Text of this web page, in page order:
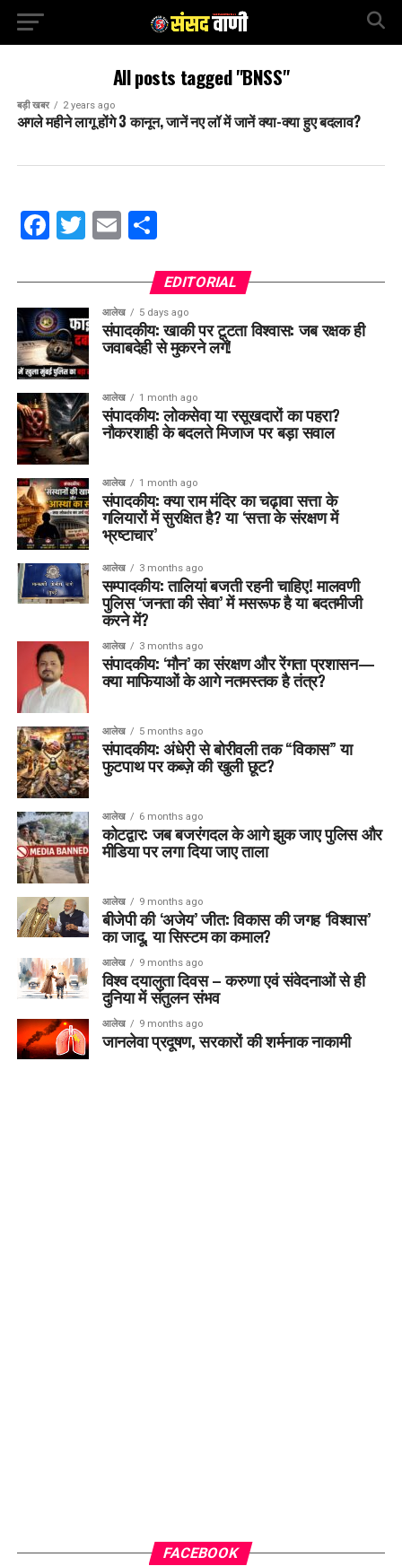
All posts tagged "BNSS"
बड़ी खबर 2 years ago
अगले महीने लागू होंगे 3 कानून, जानें नए लॉ में जानें क्या-क्या हुए बदलाव?
Facebook
Twitter
EmailShare
EDITORIAL
आलेख 5 days ago
संपादकीय: खाकी पर टूटता विश्वास: जब रक्षक ही
जवाबदेही से मुकरने लगें!
आलेख 1 month ago
संपादकीय: लोकसेवा या रसूखदारों का पहरा?
नौकरशाही के बदलते मिजाज पर बड़ा सवाल
आलेख 1 month ago
संपादकीय: क्या राम मंदिर का चढ़ावा सत्ता के
गलियारों में सुरक्षित है? या ‘सत्ता के संरक्षण में
भ्रष्टाचार’
आलेख 3 months ago
सम्पादकीय: तालियां बजती रहनी चाहिए! मालवणी
पुलिस ‘जनता की सेवा’ में मसरूफ है या बदतमीजी
करने में?
आलेख 3 months ago
संपादकीय: ‘मौन’ का संरक्षण और रेंगता प्रशासन—
क्या माफियाओं के आगे नतमस्तक है तंत्र?
आलेख 5 months ago
संपादकीय: अंधेरी से बोरीवली तक “विकास” या
फुटपाथ पर कब्ज़े की खुली छूट?
आलेख 6 months ago
कोटद्वार: जब बजरंगदल के आगे झुक जाए पुलिस और
मीडिया पर लगा दिया जाए ताला
आलेख 9 months ago
बीजेपी की ‘अजेय’ जीत: विकास की जगह ‘विश्वास’
का जादू, या सिस्टम का कमाल?
आलेख 9 months ago
विश्व दयालुता दिवस – करुणा एवं संवेदनाओं से ही
दुनिया में संतुलन संभव
आलेख 9 months ago
जानलेवा प्रदूषण, सरकारों की शर्मनाक नाकामी
FACEBOOK